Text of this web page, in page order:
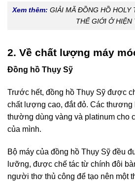
Xem thêm: GIẢI MÃ ĐỒNG HỒ HOLY
THẾ GIỚI Ở HIỆN
2. Về chất lượng máy
Đồng hồ Thụy Sỹ
Trước hết, đồng hồ Thụy Sỹ được
chất lượng cao, đắt đỏ. Các thương
thường dùng vàng và platinum cho
của mình.
Bộ máy của đồng hồ Thụy Sỹ đều
lưỡng, được chế tác từ chính đôi
người thơ thủ công để tạo nên một